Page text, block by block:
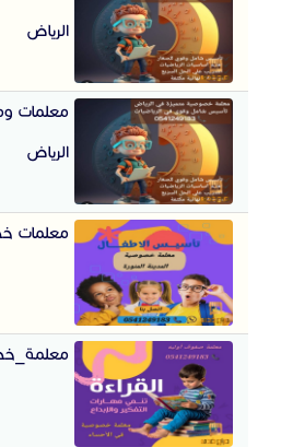
الرياض
معلمات
الرياض
معلمات